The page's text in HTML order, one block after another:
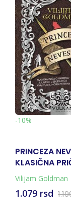
-10%
PRINCEZA
KLASIČNA
ISKRENOJ
UZBUDLJIVOJ
AVANTURI S.
Vilijam Goldman
1.079 rsd